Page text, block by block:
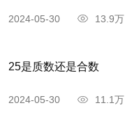
2024-05-30 13.9万
25是质数还是合数
2024-05-30 11.1万